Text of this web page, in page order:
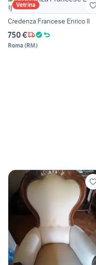
Vetrina
Credenza Francese Enrico II
750 €
Roma (RM)